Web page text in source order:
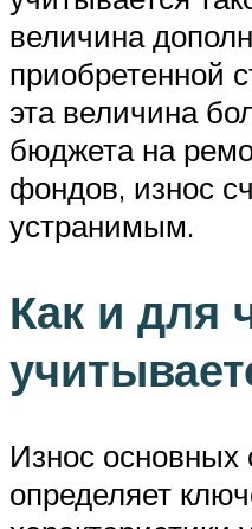
величина
приобретенной
эта величина
бюджета на
фондов, износ
устранимым.
Как и для
Износ основных
определяет